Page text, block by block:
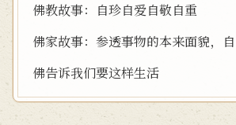
佛教故事：自珍自爱自敬自重
佛家故事：参透事物的本来面貌，
佛告诉我们要这样生活